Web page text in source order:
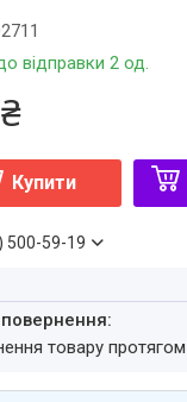
відправки 2 од.
Купити
500-59-19
товару